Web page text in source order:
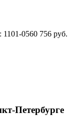
1101-0560 756 руб.
Петербурге